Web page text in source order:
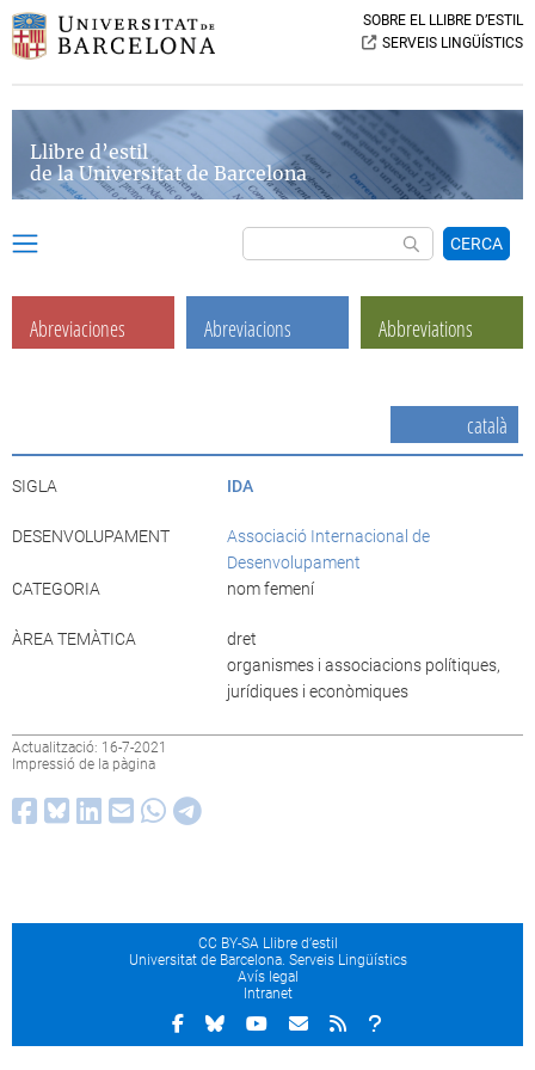
SOBRE EL LLIBRE D’ESTIL
SERVEIS LINGÜÍSTICS
Llibre d’estil
de la Universitat de Barcelona
CERCA
Abreviaciones Abreviacions Abbreviations
català
SIGLA IDA
DESENVOLUPAMENT
Associació Internacional de
Desenvolupament
CATEGORIA
nom femení
ÀREA TEMÀTICA
dret
organismes i associacions polítiques,
jurídiques i econòmiques
Actualització: 16-7-2021
Impressió de la pàgina
CC BY-SA Llibre d’estil
Universitat de Barcelona. Serveis Lingüístics
Avís legal
Intranet